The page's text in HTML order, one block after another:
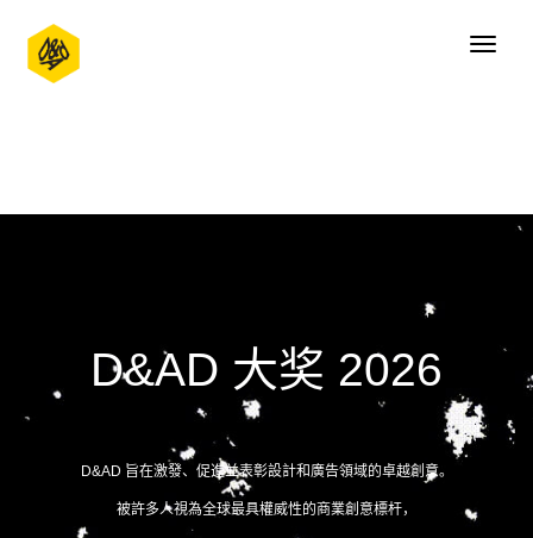
D&AD 大奖 2026
D&AD 旨在激發、促進並表彰設計和廣告領域的卓越創意。
被許多人視為全球最具權威性的商業創意標杆，